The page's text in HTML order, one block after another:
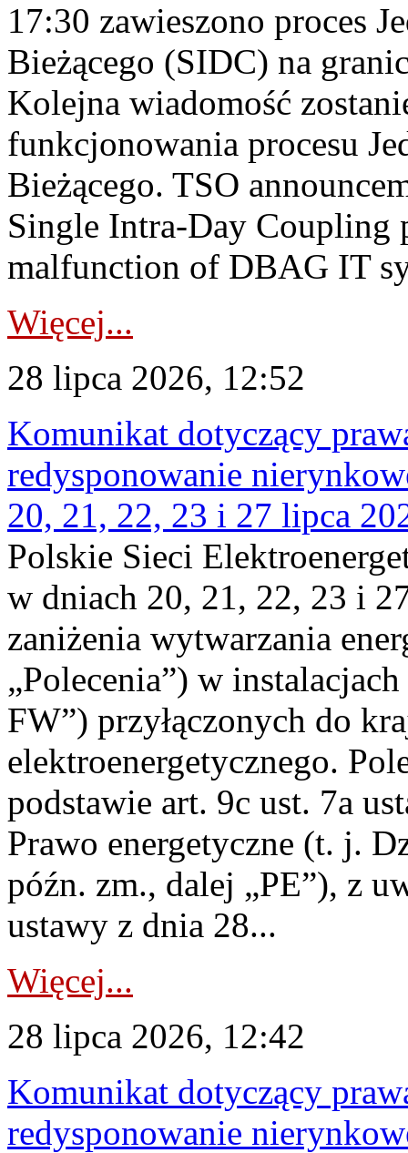
17:30 zawieszono proces
Bieżącego (SIDC) na
Kolejna wiadomość
funkcjonowania procesu
Bieżącego. TSO
Single Intra-Day Coupling
malfunction of DBAG IT
Więcej...
28 lipca 2026, 12:52
Komunikat dotyczący
redysponowanie
20, 21, 22, 23 i 27 lipca
Polskie Sieci
w dniach 20, 21, 22, 23 i
zaniżenia wytwarzania
„Polecenia”) w
FW”) przyłączonych do
elektroenergetycznego.
podstawie art. 9c ust. 7a
Prawo energetyczne (t. j.
późn. zm., dalej „PE”), z
ustawy z dnia 28...
Więcej...
28 lipca 2026, 12:42
Komunikat dotyczący
redysponowanie